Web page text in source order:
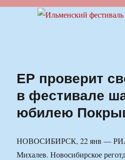
Ильменский
ЕР проверит
в фестивале
юбилею
НОВОСИБИРСК, 22 янв —
Михалев. Новосибирское